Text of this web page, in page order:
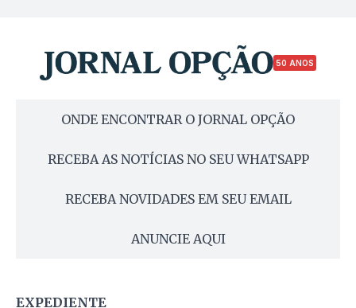
50 ANOS
ONDE ENCONTRAR O JORNAL OPÇÃO
RECEBA AS NOTÍCIAS NO SEU WHATSAPP
RECEBA NOVIDADES EM SEU EMAIL
ANUNCIE AQUI
EXPEDIENTE